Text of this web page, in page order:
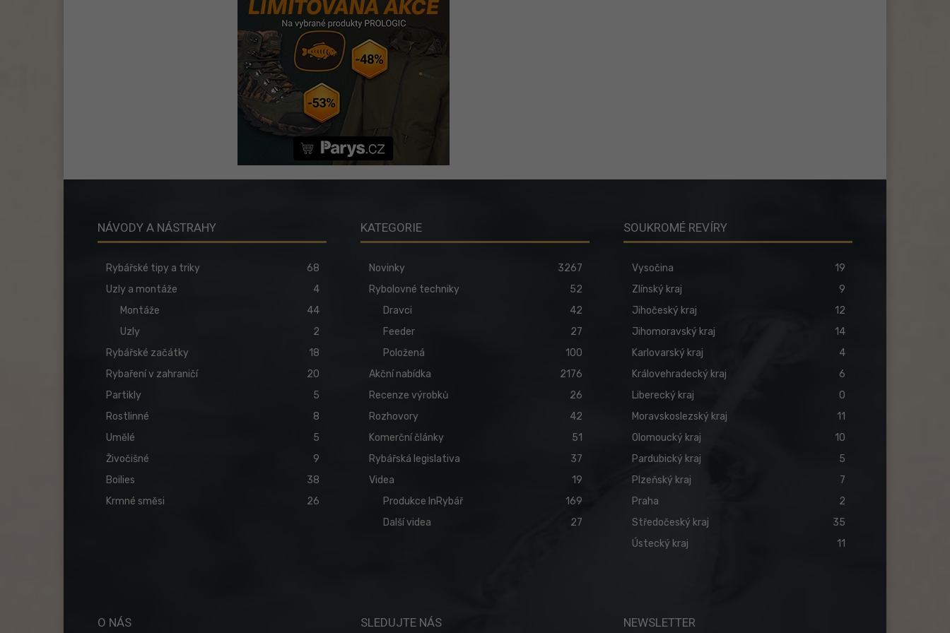
NÁVODY A NÁSTRAHY
Rybářské tipy a triky
68
Uzly a montáže
4
Montáže
44
Uzly
2
Rybářské začátky
18
Rybaření v zahraničí
20
Partikly
5
Rostlinné
8
Umělé
5
Živočišné
9
Boilies
38
Krmné směsi
26
KATEGORIE
Novinky
3267
Rybolovné techniky
52
Dravci
42
Feeder
27
Položená
100
Akční nabídka
2176
Recenze výrobků
26
Rozhovory
42
Komerční články
51
Rybářská legislativa
37
Videa
19
Produkce InRybář
169
Další videa
27
SOUKROMÉ REVÍRY
Vysočina
19
Zlínský kraj
9
Jihočeský kraj
12
Jihomoravský kraj
14
Karlovarský kraj
4
Královehradecký kraj
6
Liberecký kraj
0
Moravskoslezský kraj
11
Olomoucký kraj
10
Pardubický kraj
5
Plzeňský kraj
7
Praha
2
Středočeský kraj
35
Ústecký kraj
11
O NÁS SLEDUJTE NÁS NEWSLETTER